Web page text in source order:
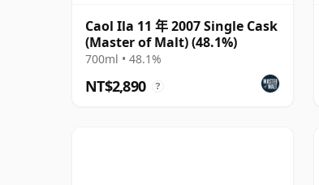
Caol Ila 11 年 2007 Single Cask
(Master of Malt) (48.1%)
700ml • 48.1%
NT$2,890 ?